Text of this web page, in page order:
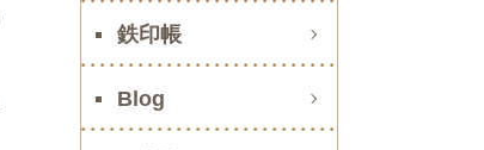
鉄印帳
Blog